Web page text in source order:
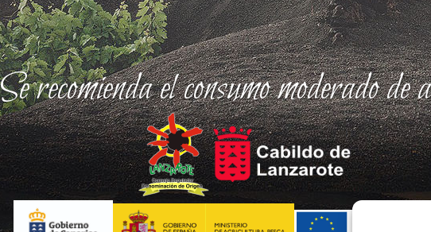
Se recomienda el consumo moderado de